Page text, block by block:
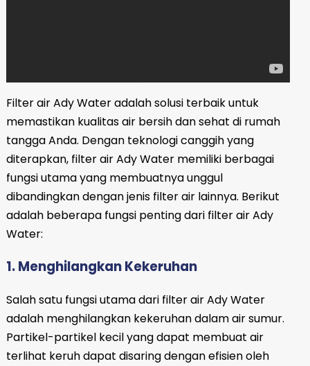
Filter air Ady Water adalah solusi terbaik untuk
memastikan kualitas air bersih dan sehat di rumah
tangga Anda. Dengan teknologi canggih yang
diterapkan, filter air Ady Water memiliki berbagai
fungsi utama yang membuatnya unggul
dibandingkan dengan jenis filter air lainnya. Berikut
adalah beberapa fungsi penting dari filter air Ady
Water:
1. Menghilangkan Kekeruhan
Salah satu fungsi utama dari filter air Ady Water
adalah menghilangkan kekeruhan dalam air sumur.
Partikel-partikel kecil yang dapat membuat air
terlihat keruh dapat disaring dengan efisien oleh